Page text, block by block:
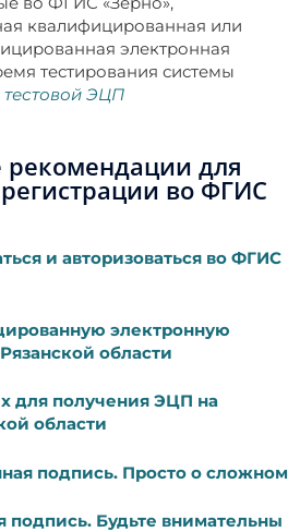
квалифицированная или
электронная
тестирования системы
тестовой ЭЦП
для
во ФГИС
и авторизоваться во ФГИС
электронную
области
для получения ЭЦП на
области
подпись. Просто о сложном
подпись. Будьте внимательны